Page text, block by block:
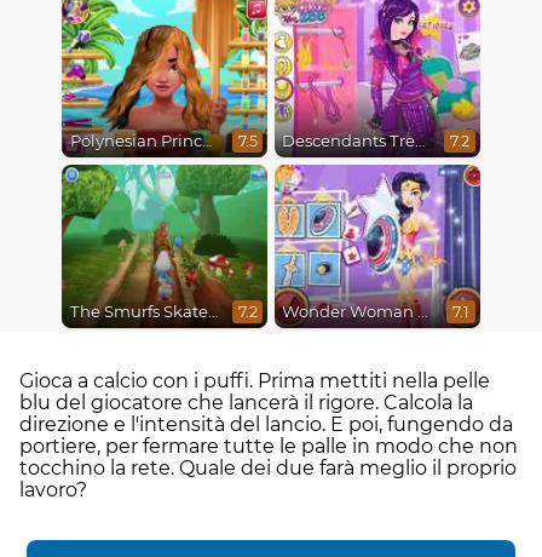
Polynesian Princess Real Haircuts 7.5 Descendants Trendsetters 7.2
The Smurfs Skate Rush 7.2 Wonder Woman Fashion Event 7.1
Gioca a calcio con i puffi. Prima mettiti nella pelle
blu del giocatore che lancerà il rigore. Calcola la
direzione e l'intensità del lancio. E poi, fungendo da
portiere, per fermare tutte le palle in modo che non
tocchino la rete. Quale dei due farà meglio il proprio
lavoro?